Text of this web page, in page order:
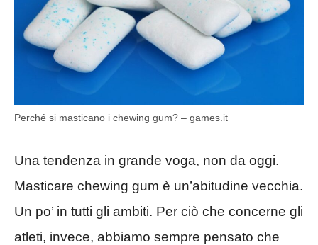
Perché si masticano i chewing gum? – games.it
Una tendenza in grande voga, non da oggi.
Masticare chewing gum è un’abitudine vecchia.
Un po’ in tutti gli ambiti. Per ciò che concerne gli
atleti, invece, abbiamo sempre pensato che